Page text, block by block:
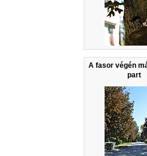
A fasor végén
part